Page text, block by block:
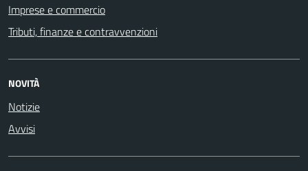
Imprese e commercio
Tributi, finanze e contravvenzioni
NOVITÀ
Notizie
Avvisi